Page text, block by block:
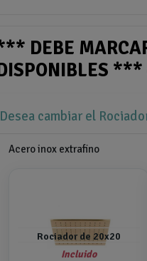
DEBE
***
Desea cambiar el
Acero inox extrafino
Rociador de 20x20
Incluido